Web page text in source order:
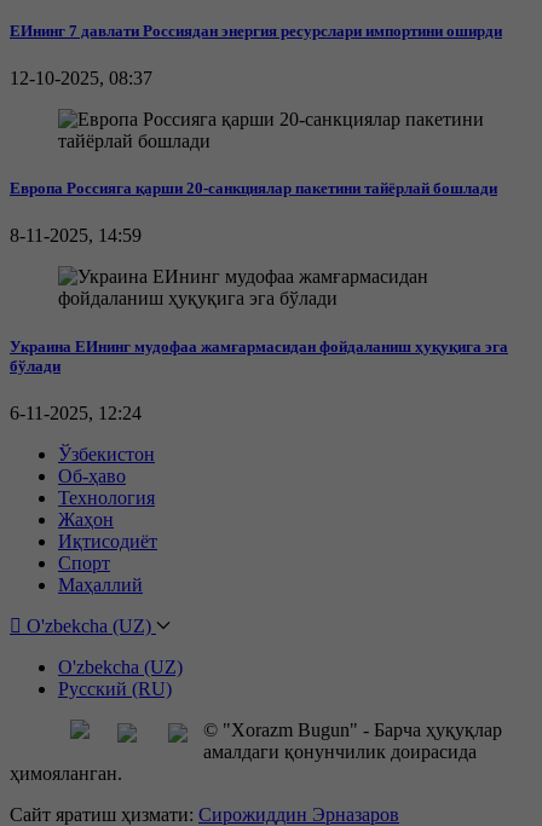
ЕИнинг 7 давлати Россиядан энергия ресурслари импортини оширди
12-10-2025, 08:37
Европа Россияга қарши 20-санкциялар пакетини тайёрлай бошлади
8-11-2025, 14:59
Украина ЕИнинг мудофаа жамғармасидан фойдаланиш ҳуқуқига эга
бўлади
6-11-2025, 12:24
Ўзбекистон
Об-ҳаво
Технология
Жаҳон
Иқтисодиёт
Спорт
Маҳаллий
O'zbekcha (UZ)
O'zbekcha (UZ)
Русский (RU)
© "Xorazm Bugun" - Барча ҳуқуқлар
амалдаги қонунчилик доирасида
ҳимояланган.
Сайт яратиш ҳизмати: Сирожиддин Эрназаров